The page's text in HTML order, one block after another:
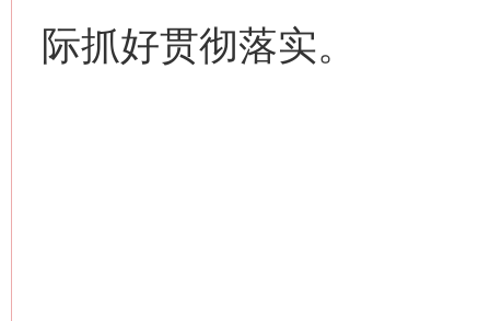
际抓好贯彻落实。